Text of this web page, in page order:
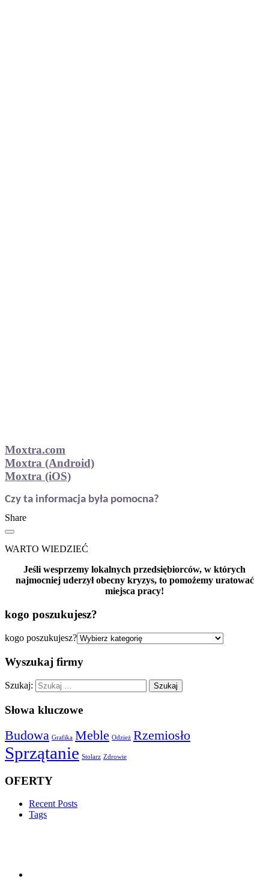
Moxtra.com
Moxtra (Android)
Moxtra (iOS)
Czy ta informacja była pomocna?
Share
WARTO WIEDZIEĆ
Jeśli wesprzemy lokalnych przedsiębiorców, w których
najmocniej uderzył obecny kryzys, to pomożemy uratować
miejsca pracy!
kogo poszukujesz?
kogo poszukujesz?
Wyszukaj firmy
Szukaj:
Słowa kluczowe
Budowa Grafika Meble Odzież Rzemiosło
Sprzątanie Stolarz Zdrowie
OFERTY
Recent Posts
Tags